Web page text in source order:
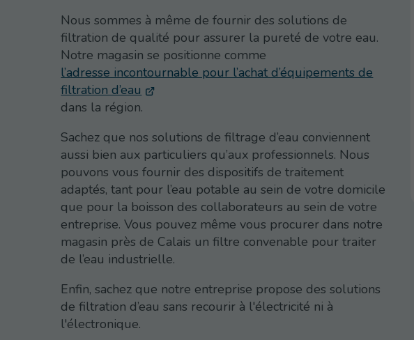
Nous sommes à même de fournir des solutions de
filtration de qualité pour assurer la pureté de votre eau.
Notre magasin se positionne comme
l’adresse incontournable pour l’achat d’équipements de
filtration d’eau
dans la région.
Sachez que nos solutions de filtrage d’eau conviennent
aussi bien aux particuliers qu’aux professionnels. Nous
pouvons vous fournir des dispositifs de traitement
adaptés, tant pour l’eau potable au sein de votre domicile
que pour la boisson des collaborateurs au sein de votre
entreprise. Vous pouvez même vous procurer dans notre
magasin près de Calais un filtre convenable pour traiter
de l’eau industrielle.
Enfin, sachez que notre entreprise propose des solutions
de filtration d’eau sans recourir à l'électricité ni à
l'électronique.